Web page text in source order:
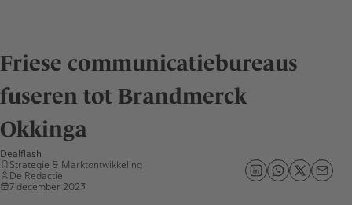
Friese communicatiebureaus
fuseren tot Brandmerck
Okkinga
Dealflash
Strategie & Marktontwikkeling
De Redactie
7 december 2023